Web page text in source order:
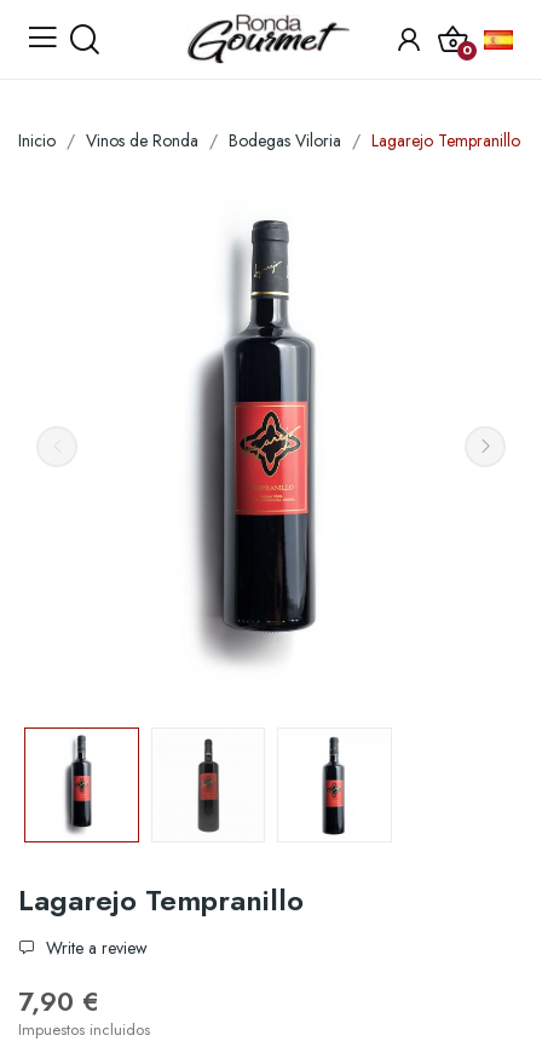
0
Inicio Vinos de Ronda Bodegas Viloria Lagarejo Tempranillo
Lagarejo Tempranillo
Write a review
7,90 €
Impuestos incluidos